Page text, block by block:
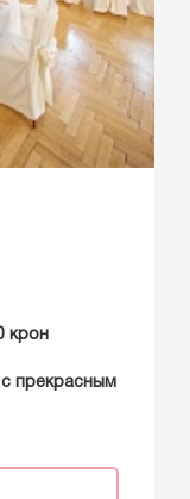
крон
с прекрасным